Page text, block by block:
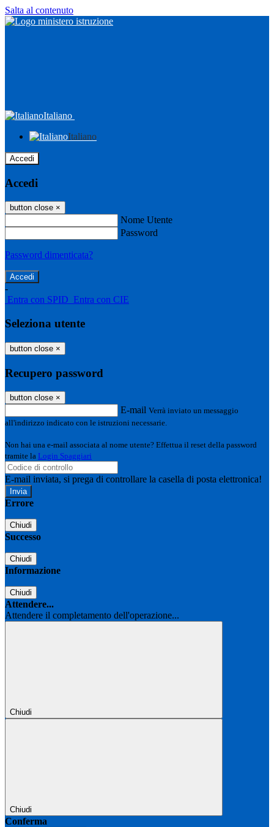
Salta al contenuto
Italiano
Italiano
Accedi
Accedi
button close ×
Nome Utente
Password
Password dimenticata?
-
Entra con SPID Entra con CIE
Seleziona utente
button close ×
Recupero password
button close ×
E-mail Verrà inviato un messaggio
all'indirizzo indicato con le istruzioni necessarie.
Non hai una e-mail associata al nome utente? Effettua il reset della password
tramite la Login Spaggiari
E-mail inviata, si prega di controllare la casella di posta elettronica!
Errore
Chiudi
Successo
Chiudi
Informazione
Chiudi
Attendere...
Attendere il completamento dell'operazione...
Chiudi
Chiudi
Conferma